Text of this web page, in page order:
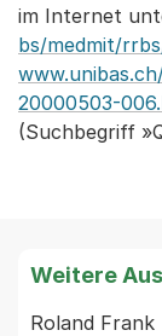
im Internet
bs/medmit/
20000503-
(Suchbegriff
Weitere
Roland